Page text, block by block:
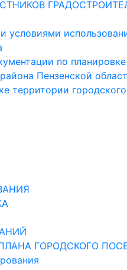
условиями
по
Пензенской
территории
ГОРОДСКОГО